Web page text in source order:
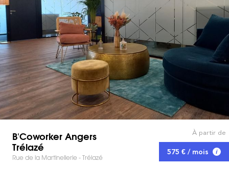
B'Coworker Angers
Trélazé
Rue de la Martinellerie - Trélazé
À partir de
575 € / mois